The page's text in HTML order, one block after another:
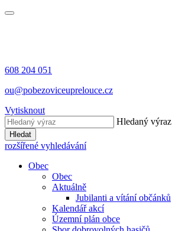
608 204 051
ou@pobezoviceuprelouce.cz
Vytisknout
Hledaný výraz
Hledat
rozšířené vyhledávání
Obec
Obec
Aktuálně
Jubilanti a vítání občánků
Kalendář akcí
Územní plán obce